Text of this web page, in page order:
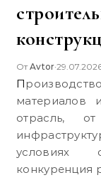
ОтAvtor•
Производство и поставка строительных
материалов
отрасль,
условиях
конкуренция